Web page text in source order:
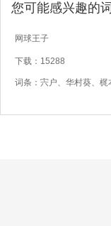
您可能感兴趣的
网球王子
下载：15288
词条：宍户、华村葵、